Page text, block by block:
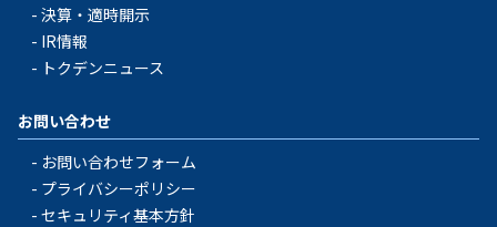
決算・適時開示
IR情報
トクデンニュース
お問い合わせ
お問い合わせフォーム
プライバシーポリシー
セキュリティ基本方針